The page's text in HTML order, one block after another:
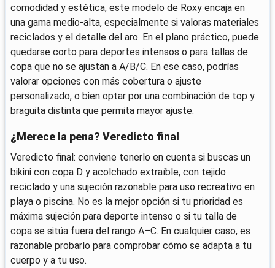
comodidad y estética, este modelo de Roxy encaja en
una gama medio-alta, especialmente si valoras materiales
reciclados y el detalle del aro. En el plano práctico, puede
quedarse corto para deportes intensos o para tallas de
copa que no se ajustan a A/B/C. En ese caso, podrías
valorar opciones con más cobertura o ajuste
personalizado, o bien optar por una combinación de top y
braguita distinta que permita mayor ajuste.
¿Merece la pena? Veredicto final
Veredicto final: conviene tenerlo en cuenta si buscas un
bikini con copa D y acolchado extraíble, con tejido
reciclado y una sujeción razonable para uso recreativo en
playa o piscina. No es la mejor opción si tu prioridad es
máxima sujeción para deporte intenso o si tu talla de
copa se sitúa fuera del rango A–C. En cualquier caso, es
razonable probarlo para comprobar cómo se adapta a tu
cuerpo y a tu uso.